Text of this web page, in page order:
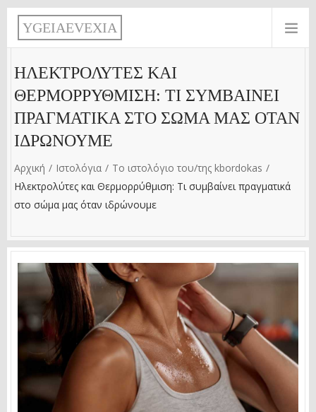
Παράκαμψη προς το κυρίως περιεχόμενο
YGEIAEVEXIA
ΗΛΕΚΤΡΟΛΎΤΕΣ ΚΑΙ
ΘΕΡΜΟΡΡΎΘΜΙΣΗ: ΤΙ ΣΥΜΒΑΊΝΕΙ
ΠΡΑΓΜΑΤΙΚΆ ΣΤΟ ΣΏΜΑ ΜΑΣ ΌΤΑΝ
ΙΔΡΏΝΟΥΜΕ
Αρχική Ιστολόγια
Το ιστολόγιο του/της kbordokas
Ηλεκτρολύτες και Θερμορρύθμιση: Τι συμβαίνει πραγματικά
στο σώμα μας όταν ιδρώνουμε